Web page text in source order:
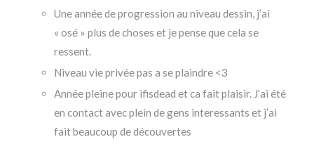
Une année de progression au niveau dessin, j’ai
« osé » plus de choses et je pense que cela se
ressent.
Niveau vie privée pas a se plaindre <3
Année pleine pour ifisdead et ca fait plaisir. J’ai été
en contact avec plein de gens interessants et j’ai
fait beaucoup de découvertes